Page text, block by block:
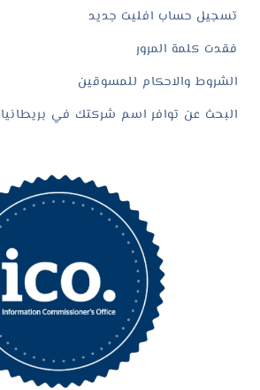
تسجيل حساب افليت جديد
فقدت كلمة المرور
الشروط والاحكام للمسوقين
البحث عن توافر اسم شركتك في بريطانيا